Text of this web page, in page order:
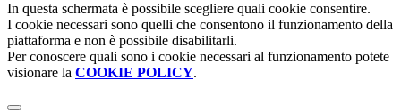
In questa schermata è possibile scegliere quali cookie consentire.
I cookie necessari sono quelli che consentono il funzionamento della
piattaforma e non è possibile disabilitarli.
Per conoscere quali sono i cookie necessari al funzionamento potete
visionare la COOKIE POLICY.